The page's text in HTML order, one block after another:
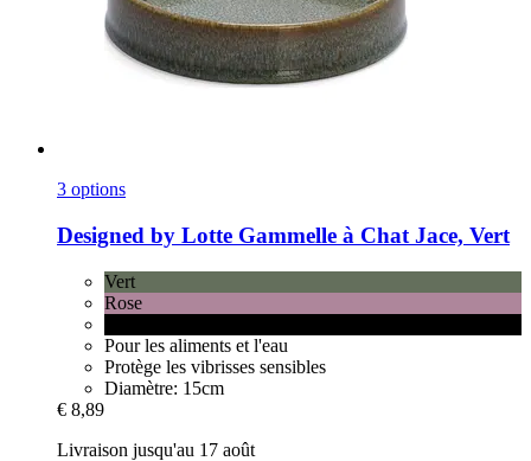
3 options
Designed by Lotte Gammelle à Chat Jace, Vert
Vert
Rose
Pour les aliments et l'eau
Protège les vibrisses sensibles
Diamètre: 15cm
€ 8,89
Livraison jusqu'au 17 août